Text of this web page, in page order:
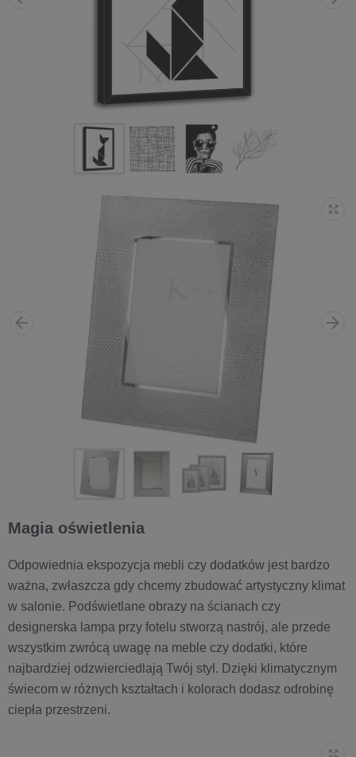
Magia oświetlenia
Odpowiednia ekspozycja mebli czy dodatków jest bardzo
ważna, zwłaszcza gdy chcemy zbudować artystyczny klimat
w salonie. Podświetlane obrazy na ścianach czy
designerska lampa przy fotelu stworzą nastrój, ale przede
wszystkim zwrócą uwagę na meble czy dodatki, które
najbardziej odzwierciedlają Twój styl. Dzięki klimatycznym
świecom w różnych kształtach i kolorach dodasz odrobinę
ciepła przestrzeni.